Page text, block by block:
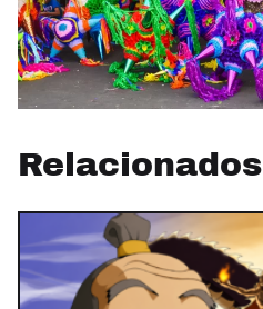
Relacionados